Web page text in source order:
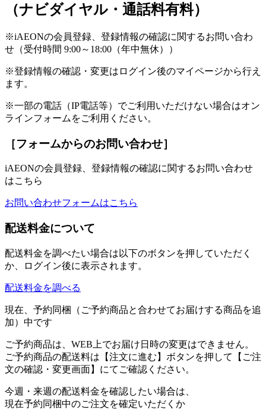
（ナビダイヤル・通話料有料）
※iAEONの会員登録、登録情報の確認に関するお問い合わ
せ（受付時間 9:00～18:00（年中無休））
※登録情報の確認・変更はログイン後のマイページから行え
ます。
※一部の電話（IP電話等）でご利用いただけない場合はオン
ラインフォームをご利用ください。
［フォームからのお問い合わせ］
iAEONの会員登録、登録情報の確認に関するお問い合わせ
はこちら
お問い合わせフォームはこちら
配送料金について
配送料金を調べたい場合は以下のボタンを押していただく
か、ログイン後に表示されます。
配送料金を調べる
現在、予約同梱（ご予約商品と合わせてお届けする商品を追
加）中です
ご予約商品は、WEB上でお届け日時の変更はできません。
ご予約商品の配送料は【注文に進む】ボタンを押して【ご注
文の確認・変更画面】にてご確認ください。
今週・来週の配送料金を確認したい場合は、
現在予約同梱中のご注文を確定いただくか